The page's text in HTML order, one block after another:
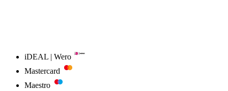
iDEAL | Wero
Mastercard
Maestro